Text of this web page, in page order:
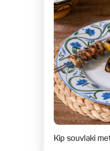
Kip souvlaki